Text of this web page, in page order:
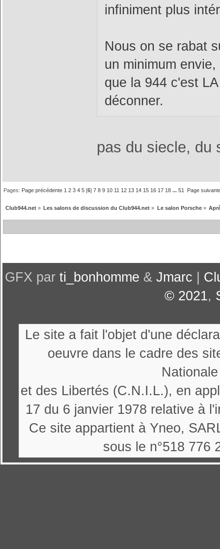
infiniment plus
Nous on se rabat
un minimum
que la 944 c'est
déconner.
pas du siecle,
Pages: Page précédente 1 2 3 4 5 [6]7 8 9 10 11 12 13 14 15 16 17 18 ...51 Page
Club944.net» Les salons de discussion du Club944.net » Le salon Porsche»
GFX par ti_bonhomme & Jmarc
© 2021,
Le site a fait l'objet d'une
oeuvre dans le cadre des
et des Libertés (C.N.I.L.), en
17 du 6 janvier 1978 relative à
Ce site appartient à Yneo,
sous le n°518 776